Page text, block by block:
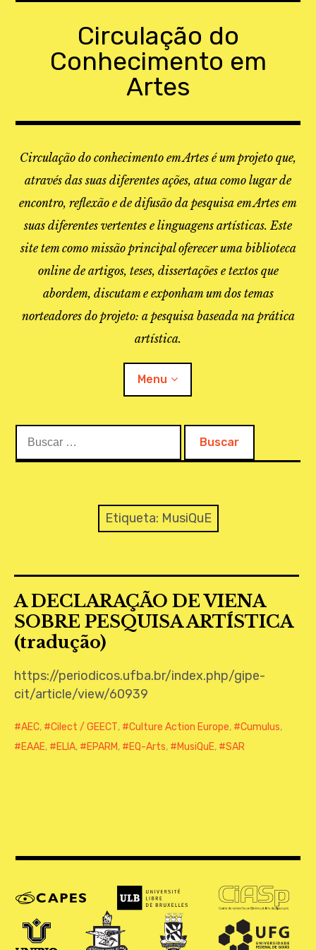
Circulação do
Conhecimento em
Artes
Circulação do conhecimento em Artes é um projeto que,
através das suas diferentes ações, atua como lugar de
encontro, reflexão e de difusão da pesquisa em Artes em
suas diferentes vertentes e linguagens artísticas. Este
site tem como missão principal oferecer uma biblioteca
online de artigos, teses, dissertações e textos que
abordem, discutam e exponham um dos temas
norteadores do projeto: a pesquisa baseada na prática
artística.
Menu
O PROJETO
MAPEAMENTO
REVISTA IEPA
CONTATO
Etiqueta: MusiQuE
A DECLARAÇÃO DE VIENA
SOBRE PESQUISA ARTÍSTICA
(tradução)
https://periodicos.ufba.br/index.php/gipe-
cit/article/view/60939
AEC, Cilect / GEECT, Culture Action Europe, Cumulus,
EAAE, ELIA, EPARM, EQ-Arts, MusiQuE, SAR